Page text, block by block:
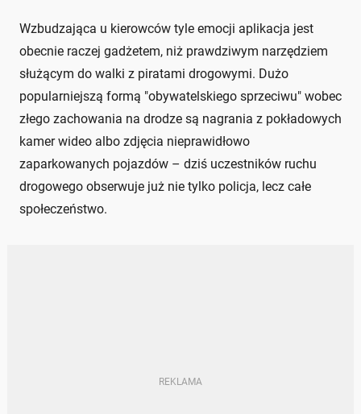
Wzbudzająca u kierowców tyle emocji aplikacja jest
obecnie raczej gadżetem, niż prawdziwym narzędziem
służącym do walki z piratami drogowymi. Dużo
popularniejszą formą "obywatelskiego sprzeciwu" wobec
złego zachowania na drodze są nagrania z pokładowych
kamer wideo albo zdjęcia nieprawidłowo
zaparkowanych pojazdów – dziś uczestników ruchu
drogowego obserwuje już nie tylko policja, lecz całe
społeczeństwo.